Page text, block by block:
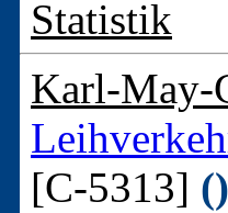
Statistik
Karl-May-
[C-5313] ()